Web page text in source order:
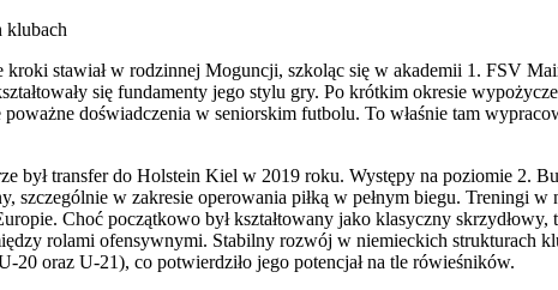
klubach
stawiał w rodzinnej Moguncji, szkoląc się w akademii 1. FSV
się fundamenty jego stylu gry. Po krótkim okresie
doświadczenia w seniorskim futbolu. To właśnie tam
był transfer do Holstein Kiel w 2019 roku. Występy na poziomie
szczególnie w zakresie operowania piłką w pełnym biegu. Treningi
Choć początkowo był kształtowany jako klasyczny
rolami ofensywnymi. Stabilny rozwój w niemieckich strukturach
20 oraz U-21), co potwierdziło jego potencjał na tle rówieśników.